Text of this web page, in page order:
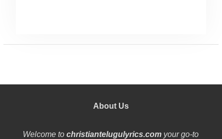
About Us
Welcome tochristiantelugulyrics.com your go-to